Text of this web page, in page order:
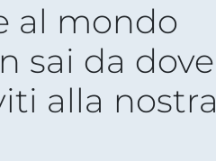
al mondo
sai da dove
alla nostra